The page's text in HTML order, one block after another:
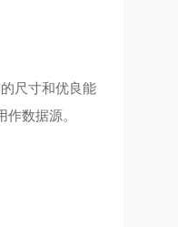
尺寸和优良能
数据源。